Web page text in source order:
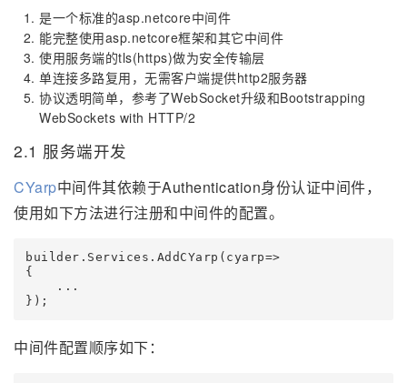
是一个标准的asp.netcore中间件
能完整使用asp.netcore框架和其它中间件
使用服务端的tls(https)做为安全传输层
单连接多路复用，无需客户端提供http2服务器
协议透明简单，参考了WebSocket升级和Bootstrapping
WebSockets with HTTP/2
2.1 服务端开发
CYarp中间件其依赖于Authentication身份认证中间件，
使用如下方法进行注册和中间件的配置。
builder.Services.AddCYarp(cyarp=>
{
    ...
中间件配置顺序如下：